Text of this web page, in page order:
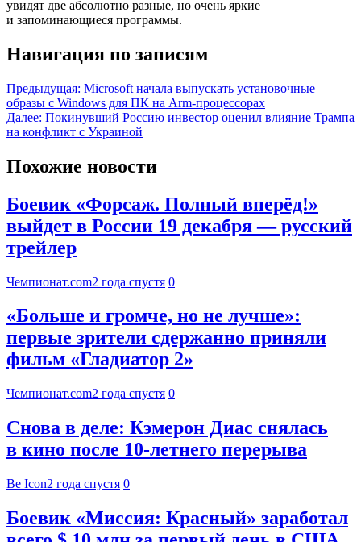
увидят две абсолютно разные, но очень яркие
и запоминающиеся программы.
Навигация по записям
Предыдущая: Microsoft начала выпускать установочные
образы с Windows для ПК на Arm-процессорах
Далее: Покинувший Россию инвестор оценил влияние Трампа
на конфликт с Украиной
Похожие новости
Боевик «Форсаж. Полный вперёд!»
выйдет в России 19 декабря — русский
трейлер
Чемпионат.com2 года спустя 0
«Больше и громче, но не лучше»:
первые зрители сдержанно приняли
фильм «Гладиатор 2»
Чемпионат.com2 года спустя 0
Снова в деле: Кэмерон Диас снялась
в кино после 10-летнего перерыва
Be Icon2 года спустя 0
Боевик «Миссия: Красный» заработал